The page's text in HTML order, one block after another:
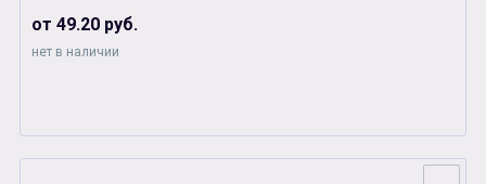
от 49.20 руб.
нет в наличии